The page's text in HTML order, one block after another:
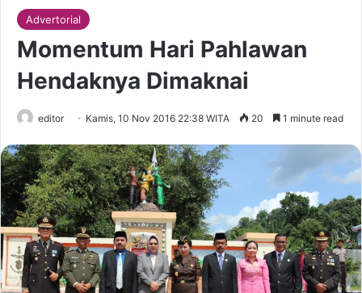
Advertorial
Momentum Hari Pahlawan
Hendaknya Dimaknai
editor Kamis, 10 Nov 2016 22:38 WITA 20 1 minute read